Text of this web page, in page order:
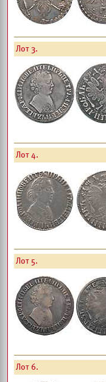
Лот 3.
Лот 4.
Лот 5.
Лот 6.